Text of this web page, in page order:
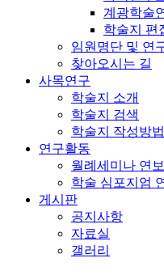
계광학술
학술지 편
임원명단 및 연
찾아오시는 길
사목연구
학술지 소개
학술지 검색
학술지 작성방
연구활동
월례세미나 연보
학술 심포지엄
게시판
공지사항
자료실
갤러리